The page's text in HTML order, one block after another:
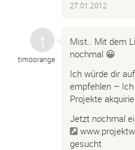
27.01.2012
timoorange
Mist.. Mit dem
nochmal 😀
Ich würde dir
empfehlen –
Projekte
Jetzt nochmal
gesucht